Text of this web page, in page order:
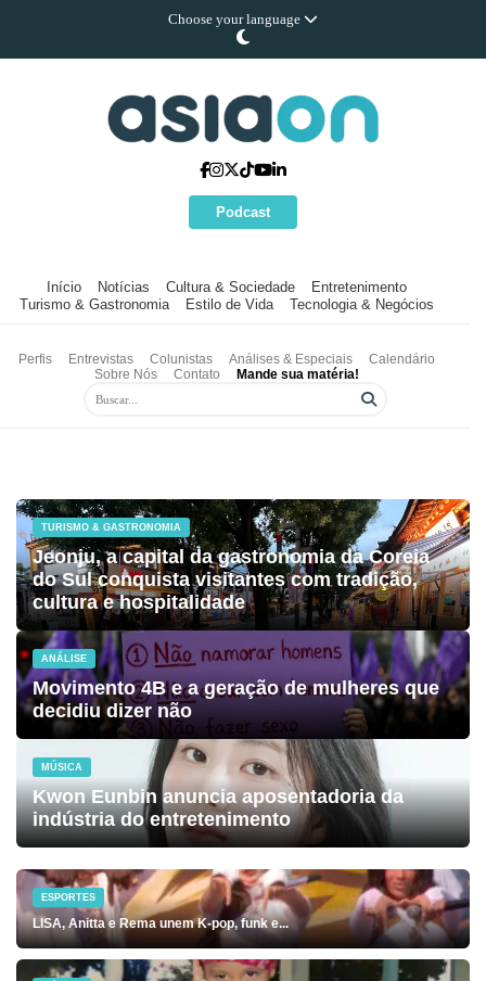
Choose your language
Podcast
Início Notícias Cultura & Sociedade
Entretenimento
Turismo & Gastronomia
Estilo de Vida Tecnologia & Negócios
Perfis Entrevistas Colunistas Análises & Especiais
Calendário
Sobre Nós
Contato Mande sua matéria!
TURISMO & GASTRONOMIA
Jeonju, a capital da gastronomia da Coreia
do Sul conquista visitantes com tradição,
cultura e hospitalidade
ANÁLISE
Movimento 4B e a geração de mulheres que
decidiu dizer não
MÚSICA
Kwon Eunbin anuncia aposentadoria da
indústria do entretenimento
ESPORTES
LISA, Anitta e Rema unem K-pop, funk e...